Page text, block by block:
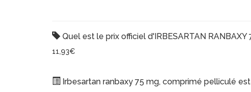
Quel est le prix officiel d'IRBESARTAN
11,93€
Irbesartan ranbaxy 75 mg, comprimé pelliculé